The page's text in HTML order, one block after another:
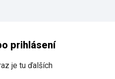
prihlásení
je tu ďalších